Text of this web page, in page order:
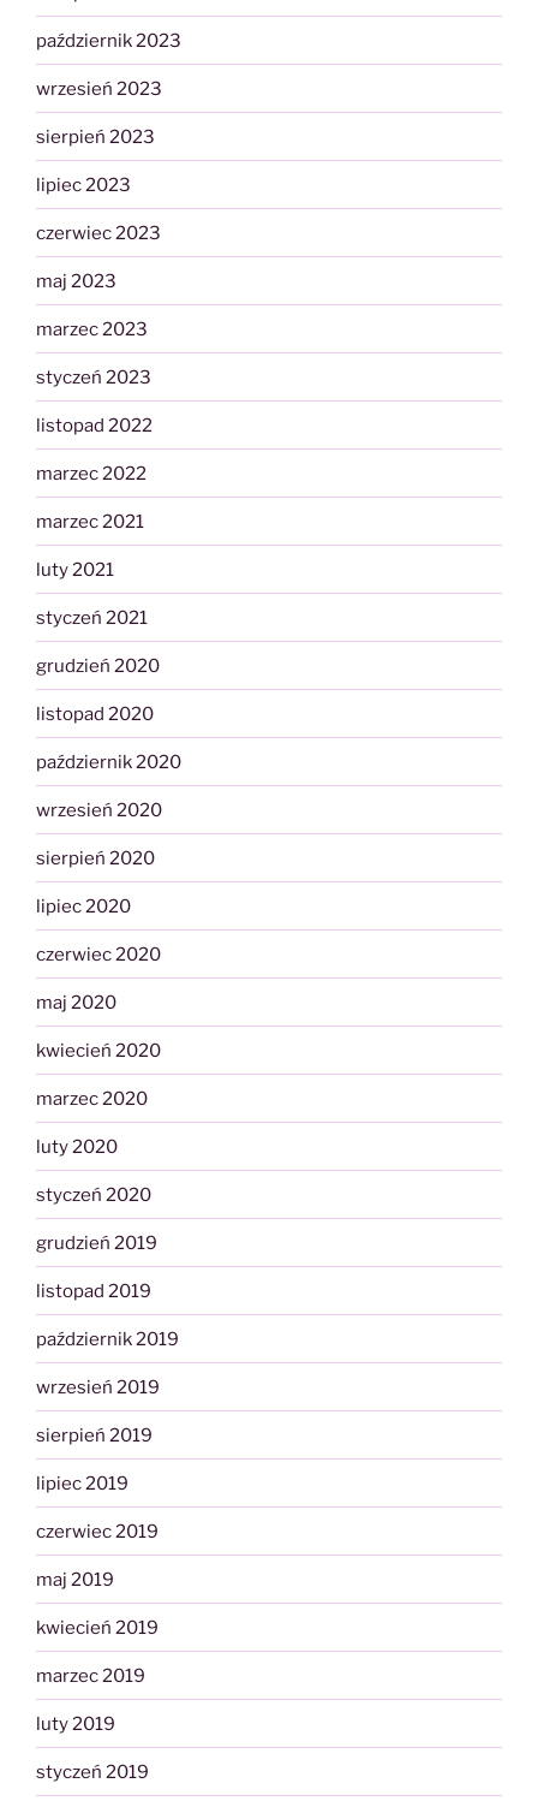
październik 2023
wrzesień 2023
sierpień 2023
lipiec 2023
czerwiec 2023
maj 2023
marzec 2023
styczeń 2023
listopad 2022
marzec 2022
marzec 2021
luty 2021
styczeń 2021
grudzień 2020
listopad 2020
październik 2020
wrzesień 2020
sierpień 2020
lipiec 2020
czerwiec 2020
maj 2020
kwiecień 2020
marzec 2020
luty 2020
styczeń 2020
grudzień 2019
listopad 2019
październik 2019
wrzesień 2019
sierpień 2019
lipiec 2019
czerwiec 2019
maj 2019
kwiecień 2019
marzec 2019
luty 2019
styczeń 2019